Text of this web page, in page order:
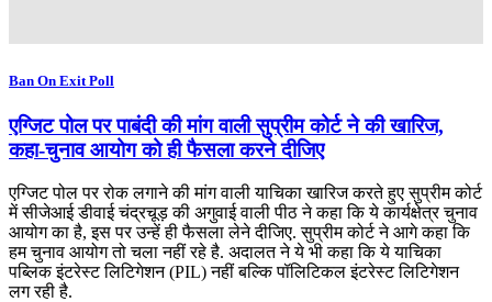
Ban On Exit Poll
एग्जिट पोल पर पाबंदी की मांग वाली सुप्रीम कोर्ट ने की खारिज,
कहा-चुनाव आयोग को ही फैसला करने दीजिए
एग्जिट पोल पर रोक लगाने की मांग वाली याचिका खारिज करते हुए सुप्रीम कोर्ट
में सीजेआई डीवाई चंद्रचूड़ की अगुवाई वाली पीठ ने कहा कि ये कार्यक्षेत्र चुनाव
आयोग का है, इस पर उन्हें ही फैसला लेने दीजिए. सुप्रीम कोर्ट ने आगे कहा कि
हम चुनाव आयोग तो चला नहीं रहे है. अदालत ने ये भी कहा कि ये याचिका
पब्लिक इंटरेस्ट लिटिगेशन (PIL) नहीं बल्कि पॉलिटिकल इंटरेस्ट लिटिगेशन
लग रही है.